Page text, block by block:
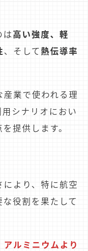
高い強度、軽
、そして熱伝導率
業で使われる理
シナリオにおい
提供します。
より、特に航空
役割を果たして
ルミニウムより